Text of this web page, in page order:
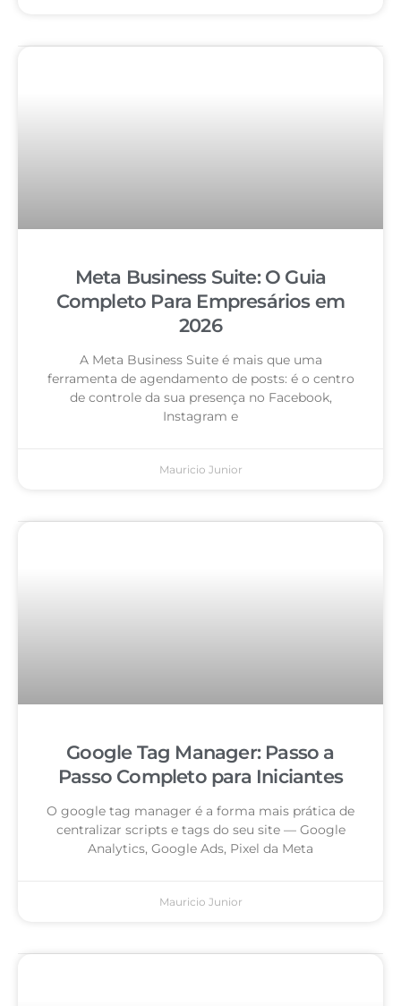
Meta Business Suite: O Guia
Completo Para Empresários em
2026
A Meta Business Suite é mais que uma
ferramenta de agendamento de posts: é o centro
de controle da sua presença no Facebook,
Instagram e
Mauricio Junior
Google Tag Manager: Passo a
Passo Completo para Iniciantes
O google tag manager é a forma mais prática de
centralizar scripts e tags do seu site — Google
Analytics, Google Ads, Pixel da Meta
Mauricio Junior